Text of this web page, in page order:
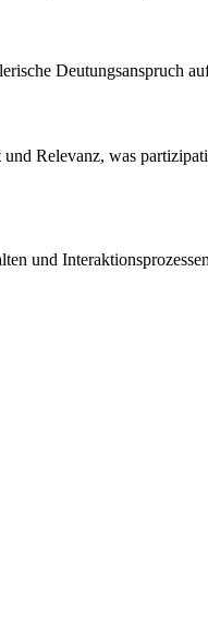
Deutungsanspruch
Relevanz, was
und